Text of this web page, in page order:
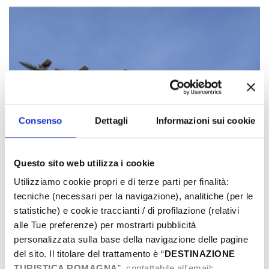
Consenso Dettagli Informazioni sui cookie
Questo sito web utilizza i cookie
Utilizziamo cookie propri e di terze parti per finalità:
tecniche (necessari per la navigazione), analitiche (per le
statistiche) e cookie traccianti / di profilazione (relativi
alle Tue preferenze) per mostrarti pubblicità
personalizzata sulla base della navigazione delle pagine
del sito. Il titolare del trattamento è “DESTINAZIONE